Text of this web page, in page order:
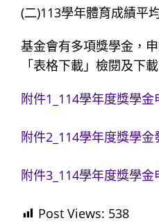
(二)113學年體育成績平
基金會有多項獎學金，
「表格下載」檢閱及下載
附件1_114學年度獎學金
附件2_114學年度獎學
附件3_114學年度獎學金
Post Views: 538